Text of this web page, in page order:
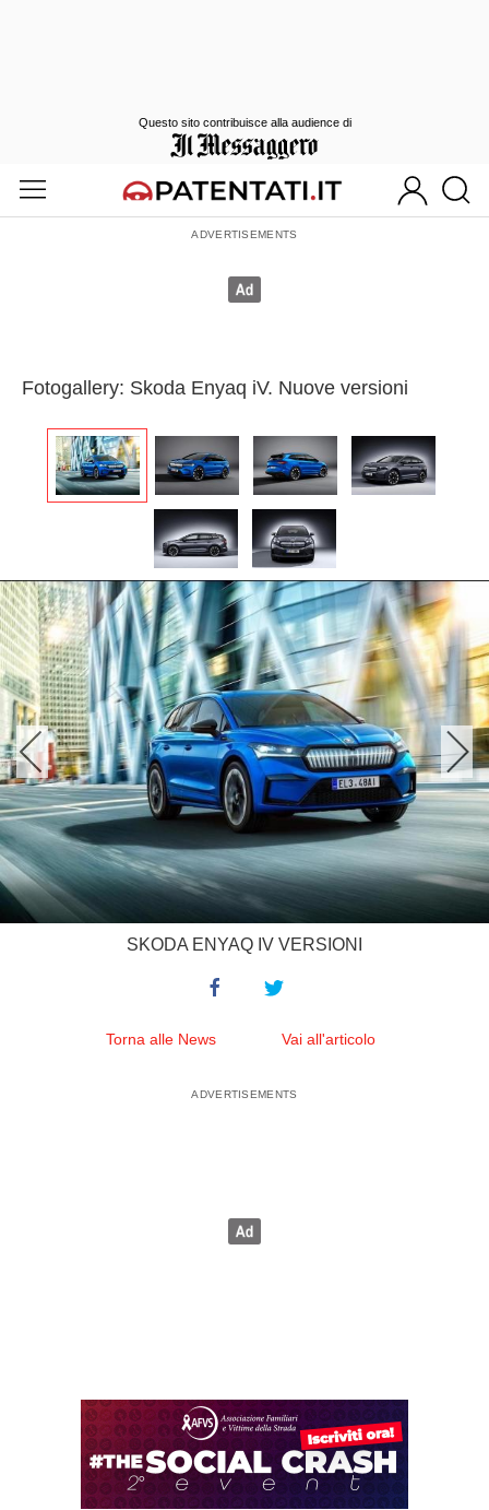
Fotogallery: Skoda Enyaq iV. Nuove versioni
SKODA ENYAQ IV VERSIONI
Torna alle News Vai all'articolo
Questo sito contribuisce alla audience di